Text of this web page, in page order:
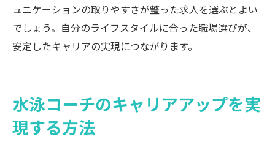
ュニケーションの取りやすさが整った求人を選ぶとよい
でしょう。自分のライフスタイルに合った職場選びが、
安定したキャリアの実現につながります。
水泳コーチのキャリアアップを実
現する方法